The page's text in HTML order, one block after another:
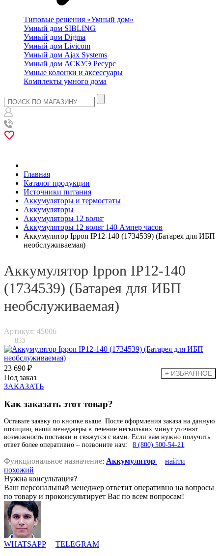
Типовые решения «Умный дом»
Умный дом SIBLING
Умный дом Digma
Умный дом Livicom
Умный дом Ajax Systems
Умный дом АСКУЭ Ресурс
Умные колонки и аксессуары
Комплекты умного дома
Главная
Каталог продукции
Источники питания
Аккумуляторы и термостаты
Аккумуляторы
Аккумуляторы 12 вольт
Аккумуляторы 12 вольт 140 Ампер часов
Аккумулятор Ippon IP12-140 (1734539) (Батарея для ИБП
необслуживаемая)
Аккумулятор Ippon IP12-140
(1734539) (Батарея для ИБП
необслуживаемая)
Артикул: 45006
853
23 690 ₽
Под заказ
ЗАКАЗАТЬ
Как заказать этот товар?
Оставьте заявку по кнопке выше. После оформления заказа на данную
позицию, наши менеджеры в течение нескольких минут уточнят
возможность поставки и свяжутся с вами. Если вам нужно получить
ответ более оперативно – позвоните нам:
8 (800) 500-54-21
Функциональное назначение: Аккумулятор
найти
похожий
Нужна консультация?
Ваш персональный менеджер ответит оперативно на вопросы
по товару и проконсультирует Вас по всем вопросам!
WHATSAPP TELEGRAM